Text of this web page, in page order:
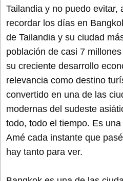
Tailandia y no puedo evitar,
recordar los días en
de Tailandia y su ciudad
población de casi 7
su creciente desarrollo
relevancia como destino
convertido en una de las
modernas del sudeste
todo, todo el tiempo. Es
Amé cada instante que
hay tanto para ver.